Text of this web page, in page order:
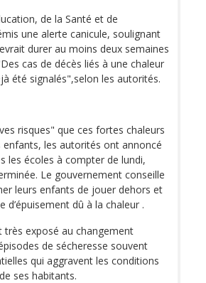
de la Santé et de
une alerte canicule, soulignant
durer au moins deux semaines
cas de décès liés à une chaleur
été signalés",selon les autorités.
risques" que ces fortes chaleurs
les autorités ont annoncé
les écoles à compter de lundi,
Le gouvernement conseille
leurs enfants de jouer dehors et
d’épuisement dû à la chaleur .
très exposé au changement
de sécheresse souvent
qui aggravent les conditions
ses habitants.